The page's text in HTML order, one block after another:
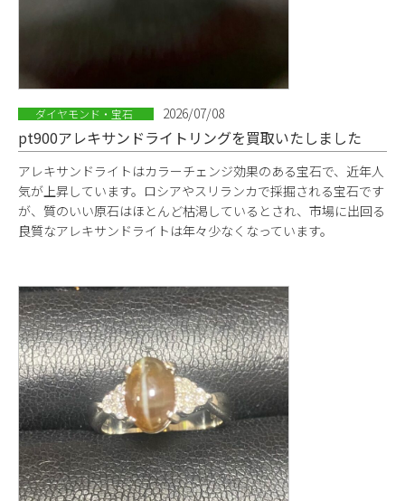
ダイヤモンド・宝石 2026/07/08
pt900アレキサンドライトリングを買取いたしました
アレキサンドライトはカラーチェンジ効果のある宝石で、近年人
気が上昇しています。ロシアやスリランカで採掘される宝石です
が、質のいい原石はほとんど枯渇しているとされ、市場に出回る
良質なアレキサンドライトは年々少なくなっています。